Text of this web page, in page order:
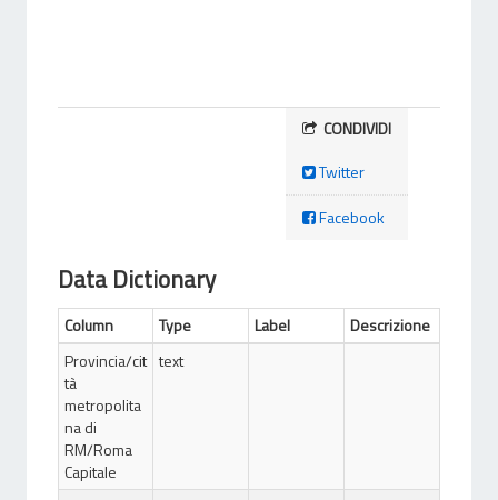
CONDIVIDI
Twitter
Facebook
Data Dictionary
Column Type Label
Descrizione
Provincia/cit
tà
metropolita
na di
RM/Roma
Capitale
text